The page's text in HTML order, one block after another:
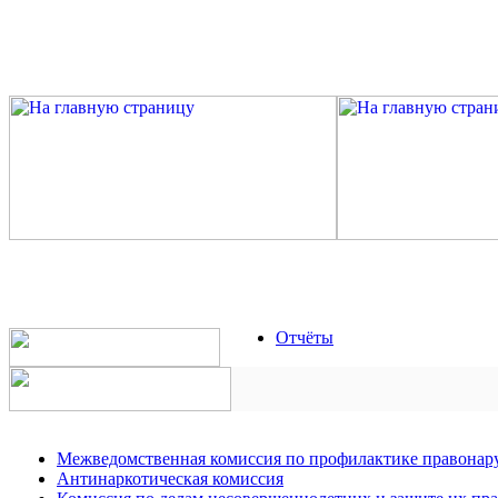
Отчёты
Межведомственная комиссия по профилактике
Антинаркотическая комиссия